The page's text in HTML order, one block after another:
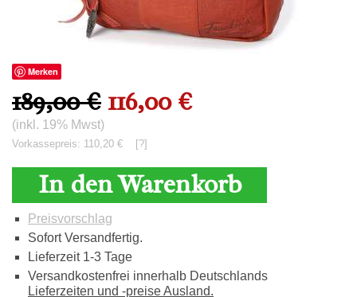
Merken
189,00 € 116,00 €
(inkl. 19% Mwst)
Vorkassepreis: 110,20 € [?]
In den Warenkorb
Preisvorschlag
Sofort Versandfertig.
Lieferzeit 1-3 Tage
Versandkostenfrei innerhalb Deutschlands
Lieferzeiten und -preise Ausland.